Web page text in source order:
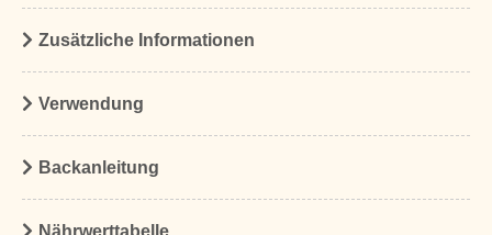
Zusätzliche Informationen
Verwendung
Backanleitung
Nährwerttabelle